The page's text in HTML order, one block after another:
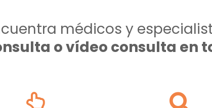
médicos y
o vídeo consulta en